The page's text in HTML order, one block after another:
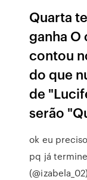
Quarta
ganha O
contou
do que
de
serão
ok eu
pq já